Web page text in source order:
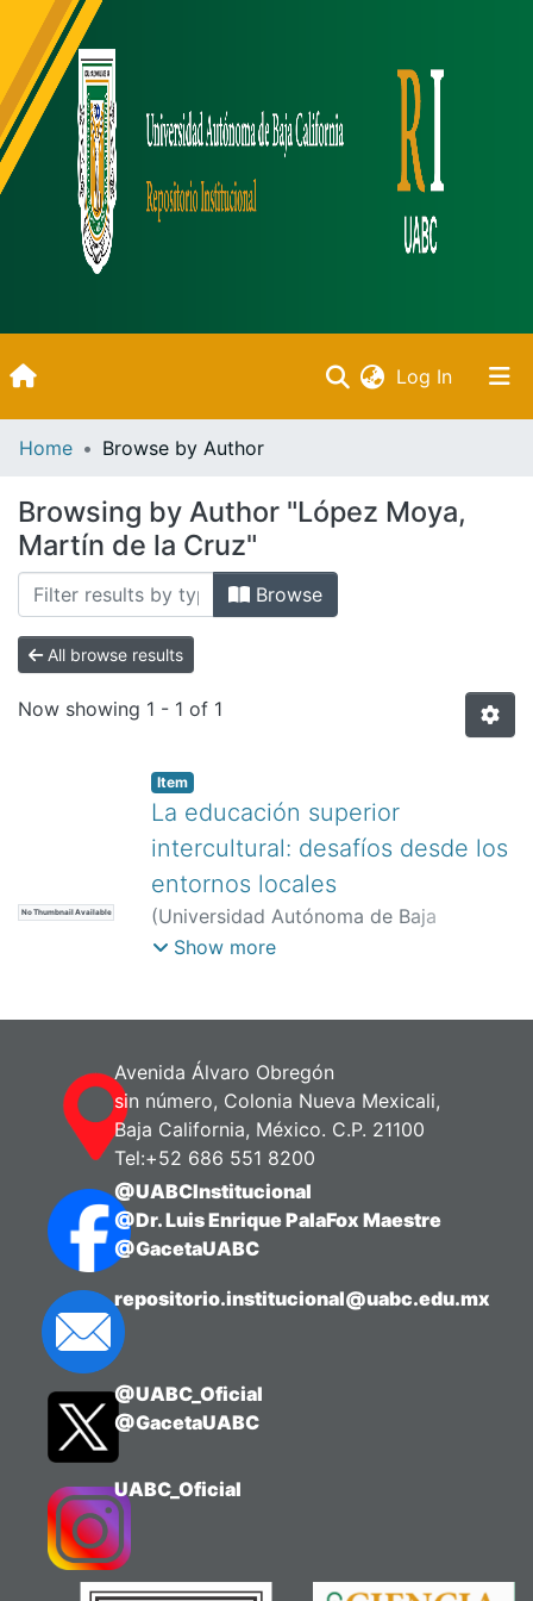
Log In(current)
Inicio
All of DSpace
Bibliotecas
Home Browse by Author
Browsing by Author "López Moya,
Martín de la Cruz"
Browse
All browse results
Now showing 1 - 1 of 1
No Thumbnail Available
Item
La educación superior
intercultural: desafíos desde los
entornos locales
(Universidad Autónoma de Baja
California. Instituto de Investigación y
Show more
Avenida Álvaro Obregón
sin número, Colonia Nueva Mexicali,
Baja California, México. C.P. 21100
Tel:+52 686 551 8200
@UABCInstitucional
@Dr. Luis Enrique PalaFox Maestre
@GacetaUABC
repositorio.institucional@uabc.edu.mx
@UABC_Oficial
@GacetaUABC
UABC_Oficial